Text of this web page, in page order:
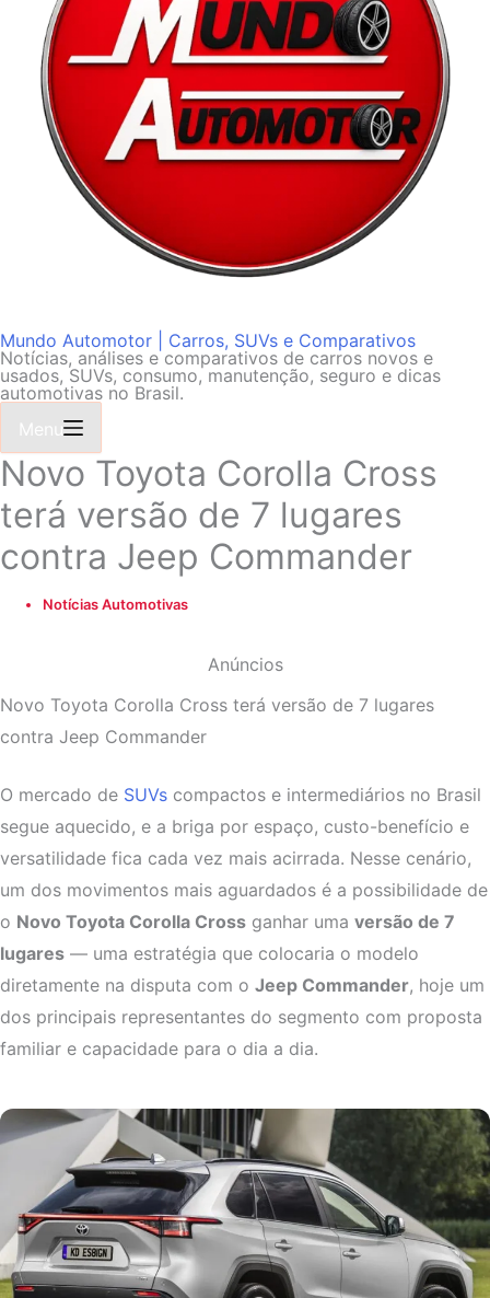
Mundo Automotor | Carros, SUVs e Comparativos
Notícias, análises e comparativos de carros novos e
usados, SUVs, consumo, manutenção, seguro e dicas
automotivas no Brasil.
Menu
Novo Toyota Corolla Cross
terá versão de 7 lugares
contra Jeep Commander
Notícias Automotivas
Anúncios
Novo Toyota Corolla Cross terá versão de 7 lugares
contra Jeep Commander
O mercado de SUVs compactos e intermediários no Brasil
segue aquecido, e a briga por espaço, custo-benefício e
versatilidade fica cada vez mais acirrada. Nesse cenário,
um dos movimentos mais aguardados é a possibilidade de
o Novo Toyota Corolla Cross ganhar uma versão de 7
lugares — uma estratégia que colocaria o modelo
diretamente na disputa com o Jeep Commander, hoje um
dos principais representantes do segmento com proposta
familiar e capacidade para o dia a dia.